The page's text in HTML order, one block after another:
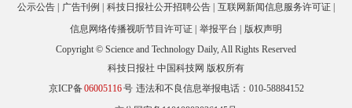
公示公告
广告刊例 科技日报社公开招聘公告
互联网新闻信息服务许可证
信息网络传播视听节目许可证
举报平台
版权声明
Copyright © Science and Technology Daily, All Rights Reserved
科技日报社 中国科技网 版权所有
京ICP备06005116号 违法和不良信息举报电话：010-58884152